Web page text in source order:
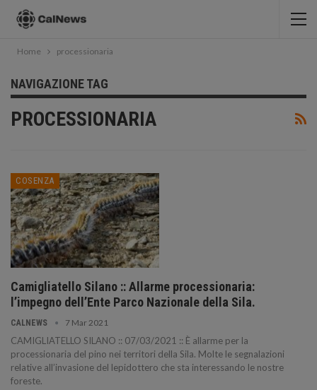
Home processionaria
NAVIGAZIONE TAG
PROCESSIONARIA
COSENZA
Camigliatello Silano :: Allarme processionaria:
l’impegno dell’Ente Parco Nazionale della Sila.
CALNEWS 7 Mar 2021
CAMIGLIATELLO SILANO :: 07/03/2021 :: È allarme per la
processionaria del pino nei territori della Sila. Molte le segnalazioni
relative all’invasione del lepidottero che sta interessando le nostre
foreste.